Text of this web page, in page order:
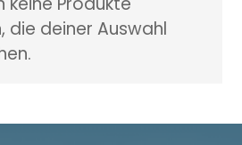
die deiner Auswahl